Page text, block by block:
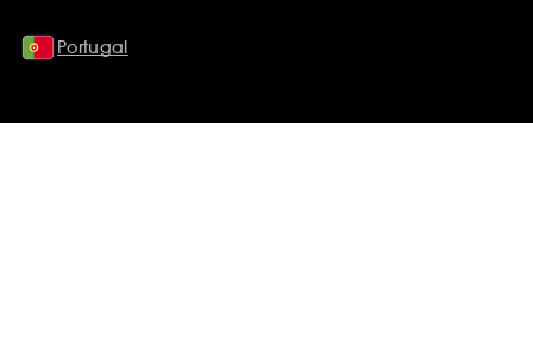
Portugal